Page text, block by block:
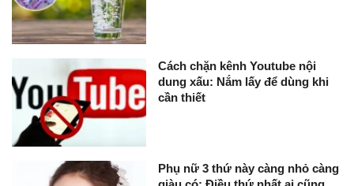
Cách chặn kênh Youtube nội
dung xấu: Nắm lấy để dùng khi
cần thiết
Phụ nữ 3 thứ này càng nhỏ càng